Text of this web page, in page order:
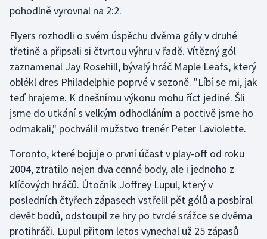
Vodní slalom
Volejbal
Ostatní
pohodlně vyrovnal na 2:2.
Flyers rozhodli o svém úspěchu dvěma góly v druhé
třetině a připsali si čtvrtou výhru v řadě. Vítězný gól
zaznamenal Jay Rosehill, bývalý hráč Maple Leafs, který
oblékl dres Philadelphie poprvé v sezoně. "Líbí se mi, jak
teď hrajeme. K dnešnímu výkonu mohu říct jediné. Šli
jsme do utkání s velkým odhodláním a poctivě jsme ho
odmakali," pochválil mužstvo trenér Peter Laviolette.
Toronto, které bojuje o první účast v play-off od roku
2004, ztratilo nejen dva cenné body, ale i jednoho z
klíčových hráčů. Útočník Joffrey Lupul, který v
posledních čtyřech zápasech vstřelil pět gólů a posbíral
devět bodů, odstoupil ze hry po tvrdé srážce se dvěma
protihráči. Lupul přitom letos vynechal už 25 zápasů